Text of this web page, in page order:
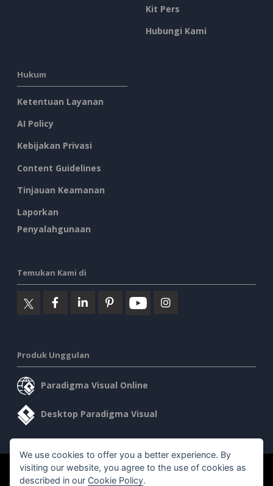
Kit Pers
Hubungi Kami
Hukum
Ketentuan Layanan
AI Policy
Kebijakan Privasi
Content Guidelines
Tinjauan Keamanan
Laporkan
Penyalahgunaan
Temukan Kami di
Produk Unggulan
Paradigma Visual Online
Desktop Paradigma Visual
©2026 by Visual Paradigm. Semua hak cipta dilindungi undang-
We use cookies to offer you a better experience. By
visiting our website, you agree to the use of cookies as
described in our Cookie Policy.